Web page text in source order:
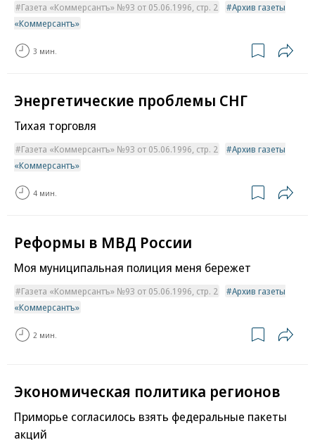
Газета «Коммерсантъ» №93 от 05.06.1996, стр. 2
Архив газеты
«Коммерсантъ»
3 мин.
Энергетические проблемы СНГ
Тихая торговля
Газета «Коммерсантъ» №93 от 05.06.1996, стр. 2
Архив газеты
«Коммерсантъ»
4 мин.
Реформы в МВД России
Моя муниципальная полиция меня бережет
Газета «Коммерсантъ» №93 от 05.06.1996, стр. 2
Архив газеты
«Коммерсантъ»
2 мин.
Экономическая политика регионов
Приморье согласилось взять федеральные пакеты
акций